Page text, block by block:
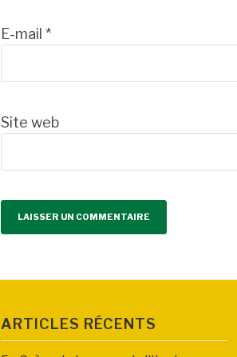
E-mail *
Site web
ARTICLES RÉCENTS